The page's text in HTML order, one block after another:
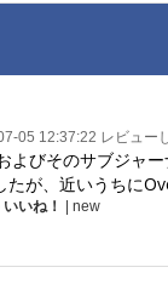
05 12:37:22 レビュー
よびそのサブジャ
たが、近いうちに
いいね！ | new